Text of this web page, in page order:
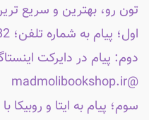
تون رو، بهترین و سریع
اول؛ پیام به شماره تلفن؛ 09165435982
دوم: پیام در دایرکت
@madmolibookshop.ir
سوم؛ پیام به ایتا و روبیکا